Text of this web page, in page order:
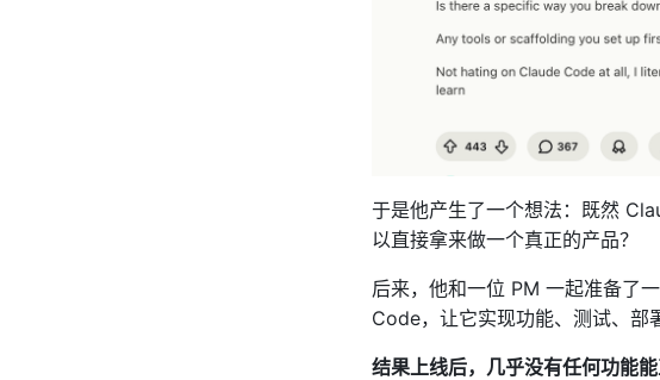
于是他产生了一个想法：既然
以直接拿来做一个真正的产品？
后来，他和一位 PM 一起准备了
Code，让它实现功能、测试、部
结果上线后，几乎没有任何功能能